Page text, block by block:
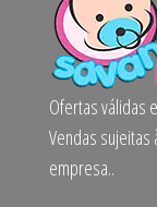
Ofertas válidas
Vendas
empresa..